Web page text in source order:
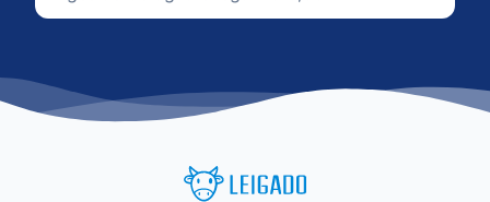
Leigado Tecnologia para Pecuária